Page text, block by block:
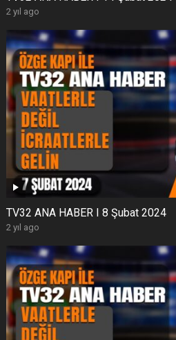
2 yıl ago
TV32 ANA HABER I 8 Şubat 2024
2 yıl ago